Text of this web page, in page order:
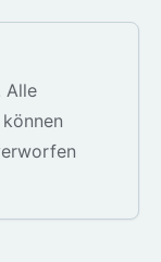
Alle